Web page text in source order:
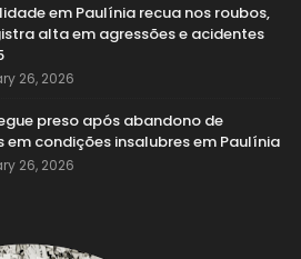
em Paulínia recua nos roubos,
alta em agressões e acidentes
26, 2026
preso após abandono de
em condições insalubres em Paulínia
26, 2026